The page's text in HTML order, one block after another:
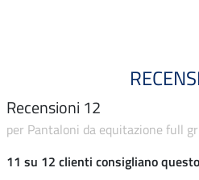
Recensioni 12
per Pantaloni da equitazione full
11 su 12 clienti consigliano